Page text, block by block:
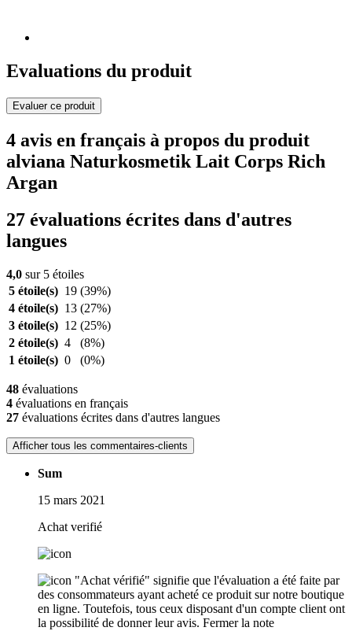
Evaluations du produit
Evaluer ce produit
4 avis en français à propos du produit
alviana Naturkosmetik Lait Corps Rich
Argan
27 évaluations écrites dans d'autres
langues
4,0 sur 5 étoiles
5 étoile(s) 19 (39%)
4 étoile(s) 13 (27%)
3 étoile(s) 12 (25%)
2 étoile(s) 4
(8%)
1 étoile(s) 0 (0%)
48 évaluations
4 évaluations en français
27 évaluations écrites dans d'autres langues
Afficher tous les commentaires-clients
Sum
15 mars 2021
Achat verifié
"Achat vérifié" signifie que l'évaluation a été faite par
des consommateurs ayant acheté ce produit sur notre boutique
en ligne. Toutefois, tous ceux disposant d'un compte client ont
la possibilité de donner leur avis. Fermer la note